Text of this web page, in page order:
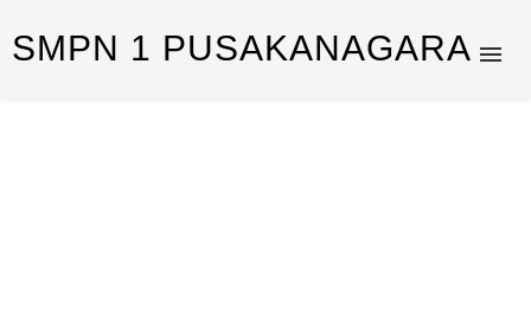
SMPN 1 PUSAKANAGARA